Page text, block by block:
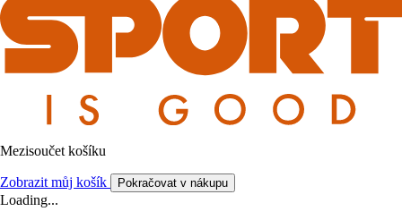
Mezisoučet košíku
Zobrazit můj košík Pokračovat v nákupu
Loading...